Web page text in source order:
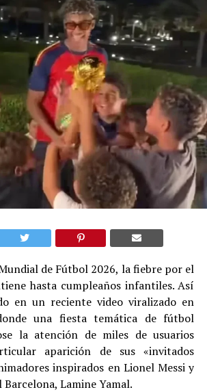
de Fútbol 2026, la fiebre por el
hasta cumpleaños infantiles. Así
en un reciente video viralizado en
una fiesta temática de fútbol
la atención de miles de usuarios
aparición de sus «invitados
inspirados en Lionel Messi y
Lamine Yamal.